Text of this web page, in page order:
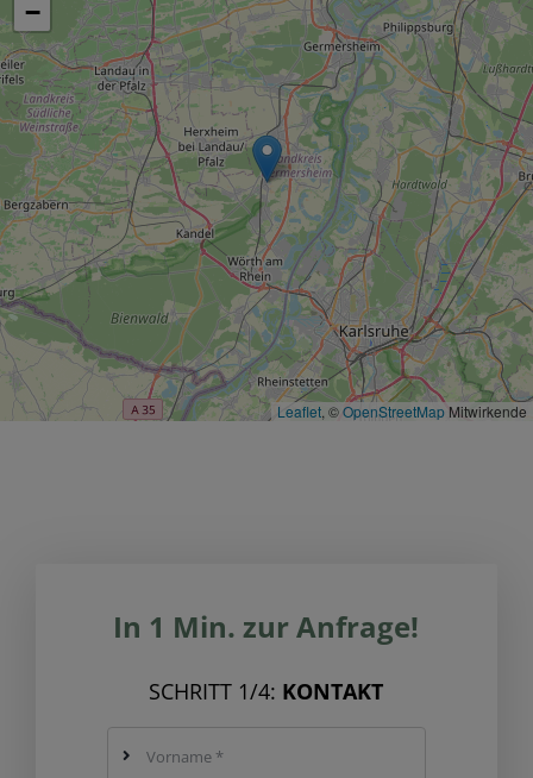
−
Leaflet, ©OpenStreetMap Mitwirkende
In 1 Min. zur Anfrage!
SCHRITT 1/4: KONTAKT